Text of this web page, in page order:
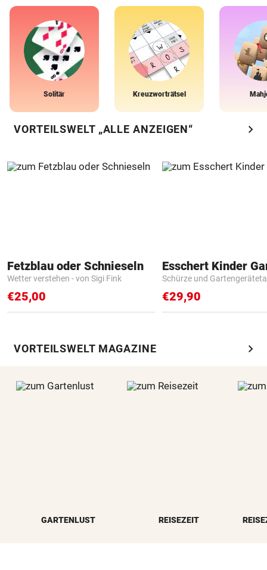
Solitär Kreuzworträtsel
VORTEILSWELT „ALLE ANZEIGEN“ chevron_right
Fetzblau oder Schnieseln
Wetter verstehen - von Sigi Fink
€25,00
Schürze und
€29,90
VORTEILSWELT MAGAZINE chevron_right
GARTENLUST REISEZEIT